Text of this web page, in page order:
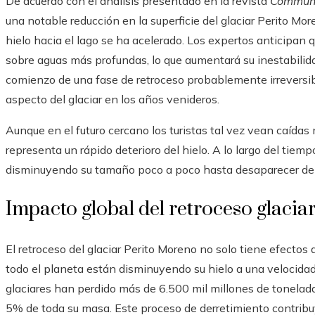
una notable reducción en la superficie del glaciar Perito
hielo hacia el lago se ha acelerado. Los expertos anticipan
sobre aguas más profundas, lo que aumentará su
comienzo de una fase de retroceso probablemente
aspecto del glaciar en los años venideros.
Aunque en el futuro cercano los turistas tal vez vean
representa un rápido deterioro del hielo. A lo largo del
disminuyendo su tamaño poco a poco hasta desaparecer
Impacto global del retroceso
El retroceso del glaciar Perito Moreno no solo tiene
todo el planeta están disminuyendo su hielo a una
glaciares han perdido más de 6.500 mil millones de
5% de toda su masa. Este proceso de derretimiento